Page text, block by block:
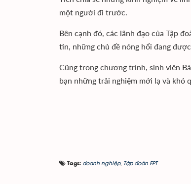
một người đi trước.
Bên cạnh đó, các lãnh đạo của Tập
tin, những chủ đề nóng hổi đang
Cũng trong chương trình, sinh viên
bạn những trải nghiệm mới lạ và khó
Tags: doanh nghiệp, Tập đoàn FPT